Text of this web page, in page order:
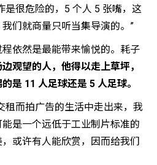
是很危险的，5 个人 5 张嘴，这
们就商量只听当集导演的。”
依然是最能带来愉悦的。耗子
观望的人，他得以走上草坪，
是 11 人足球还是 5 人足球。
租而拍广告的生活中走出来，我
是一个远低于工业制片标准的
或许有人能欣赏，因而给我们